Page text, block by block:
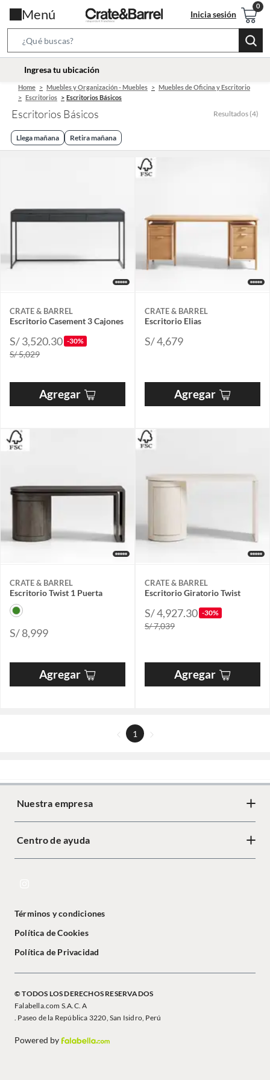
Menú Inicia sesión
Bar
location-
Ingresa tu ubicación
Home Muebles y Organización - Muebles
Muebles de Oficina y Escritorio
Escritorios
Escritorios Básicos
Escritorios Básicos Resultados (4)
Llega mañana Retira mañana
CRATE & BARREL
Escritorio Casement 3 Cajones
S/ 3,520.30 -30%
S/ 5,029
Agregar
CRATE & BARREL
Escritorio Elias
S/ 4,679
Agregar
CRATE & BARREL
Escritorio Twist 1 Puerta
S/ 8,999
Agregar
CRATE & BARREL
Escritorio Giratorio Twist
S/ 4,927.30 -30%
S/ 7,039
Agregar
1
Nuestra empresa
Centro de ayuda
Términos y condiciones
Política de Cookies
Política de Privacidad
© TODOS LOS DERECHOS RESERVADOS
Falabella.com S.A.C. A
. Paseo de la República 3220, San Isidro, Perú
Powered by